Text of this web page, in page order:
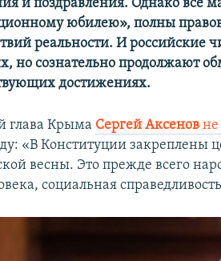
и поздравления. Однако все
юбилею», полны
реальности. И российские
но сознательно продолжают
достижениях.
глава Крыма Сергей Аксенов не
«В Конституции закреплены
весны. Это прежде всего
социальная